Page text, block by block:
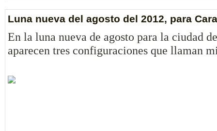
Luna nueva del agosto del 2012, para
En la luna nueva de agosto para la ciudad
aparecen tres configuraciones que llaman